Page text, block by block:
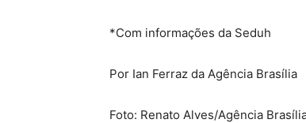
*Com informações da Seduh
Por Ian Ferraz da Agência Brasília
Foto: Renato Alves/Agência